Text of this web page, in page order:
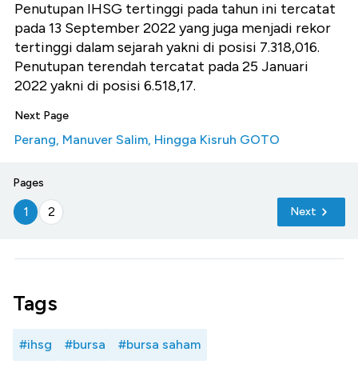
Penutupan IHSG tertinggi pada tahun ini tercatat
pada 13 September 2022 yang juga menjadi rekor
tertinggi dalam sejarah yakni di posisi 7.318,016.
Penutupan terendah tercatat pada 25 Januari
2022 yakni di posisi 6.518,17.
Next Page
Perang, Manuver Salim, Hingga Kisruh GOTO
Pages
1 2 Next
Tags
#ihsg #bursa #bursa saham